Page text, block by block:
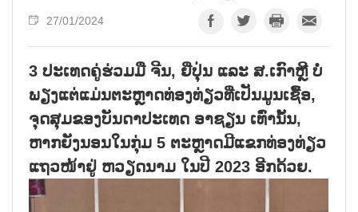
27/01/2024
3 ປະເທດຄູ່ຮ່ວມມື ຈີນ, ຍີ່ປຸ່ນ ແລະ ສ.ເກົາຫຼີ ບໍ່
ພຽງແຕ່ແມ່ນຕະຫຼາດທ່ອງທ່ຽວທີ່ເປັນມູນເຊື້ອ,
ຈຸດສຸມຂອງບັນດາປະເທດ ອາຊຽນ ເທົ່ານັ້ນ,
ຫາກຍັງນອນໃນກຸ່ມ 5 ຕະຫຼາດມີແຂກທ່ອງທ່ຽວ
ແຖວໜ້າຢູ່ ຫວຽດນາມ ໃນປີ 2023 ອີກດ້ວຍ.